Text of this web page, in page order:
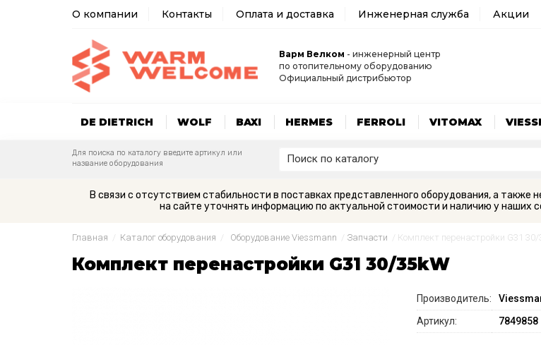
О компании Контакты Оплата и доставка Инженерная служба Акции
Варм Велком - инженерный центр
по отопительному оборудованию
Официальный дистрибьютор
DE DIETRICH WOLF BAXI HERMES FERROLI VITOMAX
Для поиска по каталогу введите артикул или
название оборудования
В связи с отсутствием стабильности в поставках представленного оборудования, а
на сайте уточнять информацию по актуальной стоимости и наличию у наших
Главная Каталог оборудования Оборудование Viessmann Запчасти Комплект перенастройки G31 30/
Комплект перенастройки G31 30/35kW
Производитель:
Артикул:
7849858